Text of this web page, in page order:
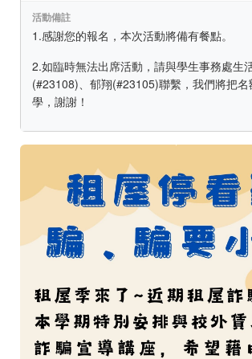
活動備註
1.感謝您的報名，本次活動將備有餐點。
2.如臨時無法出席活動，請與學生事務處生
(#23108)、郁翔(#23105)聯繫，我們將把名
學，謝謝！